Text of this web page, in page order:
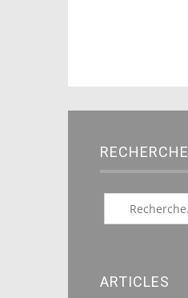
RECHERCHE
ARTICLES